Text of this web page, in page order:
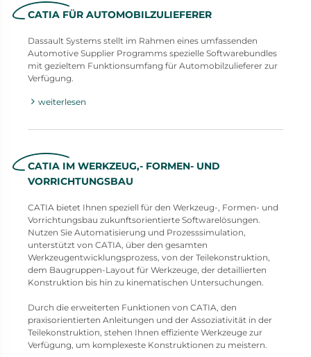
CATIA FÜR AUTOMOBILZULIEFERER
Dassault Systems stellt im Rahmen eines umfassenden
Automotive Supplier Programms spezielle Softwarebundles
mit gezieltem Funktionsumfang für Automobilzulieferer zur
Verfügung.
weiterlesen
CATIA IM WERKZEUG,- FORMEN- UND
VORRICHTUNGSBAU
CATIA bietet Ihnen speziell für den Werkzeug-, Formen- und
Vorrichtungsbau zukunftsorientierte Softwarelösungen.
Nutzen Sie Automatisierung und Prozesssimulation,
unterstützt von CATIA, über den gesamten
Werkzeugentwicklungsprozess, von der Teilekonstruktion,
dem Baugruppen-Layout für Werkzeuge, der detaillierten
Konstruktion bis hin zu kinematischen Untersuchungen.
Durch die erweiterten Funktionen von CATIA, den
praxisorientierten Anleitungen und der Assoziativität in der
Teilekonstruktion, stehen Ihnen effiziente Werkzeuge zur
Verfügung, um komplexeste Konstruktionen zu meistern.